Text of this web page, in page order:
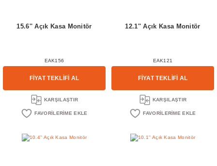
15.6'' Açık Kasa Monitör
EAK156
FİYAT TEKLİFİ AL
KARŞILAŞTIR
12.1'' Açık Kasa Monitör
EAK121
FİYAT TEKLİFİ AL
KARŞILAŞTIR